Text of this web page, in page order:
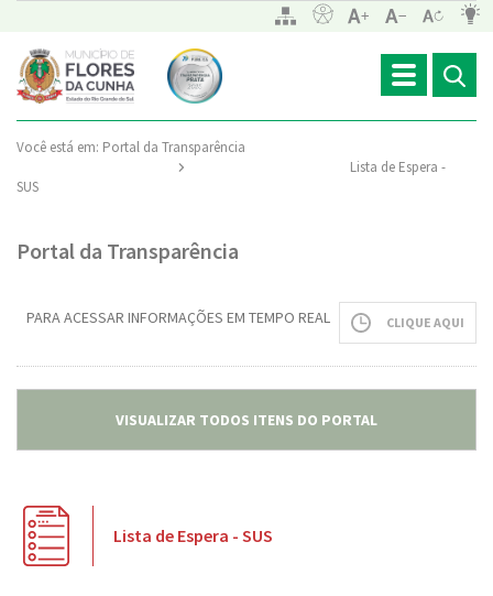
Toggle
navigation
Você está em: Portal da Transparência
Lista de Espera -
SUS
Portal da Transparência
PARA ACESSAR INFORMAÇÕES EM TEMPO REAL CLIQUE AQUI
VISUALIZAR TODOS ITENS DO PORTAL
Lista de Espera - SUS